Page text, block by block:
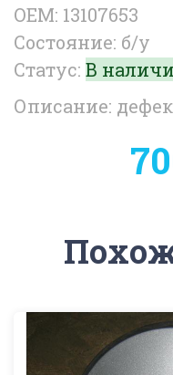
OEM: 13107653
Состояние: б/у
Статус: В
Описание: